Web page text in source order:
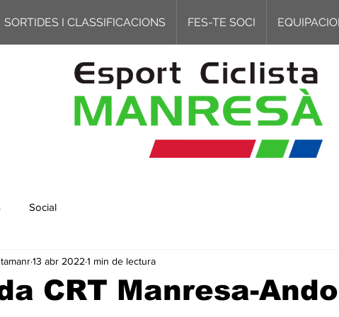
SORTIDES I CLASSIFICACIONS FES-TE SOCI
Social
CRT Manresa-
13 abr 2022 1 min de lectura